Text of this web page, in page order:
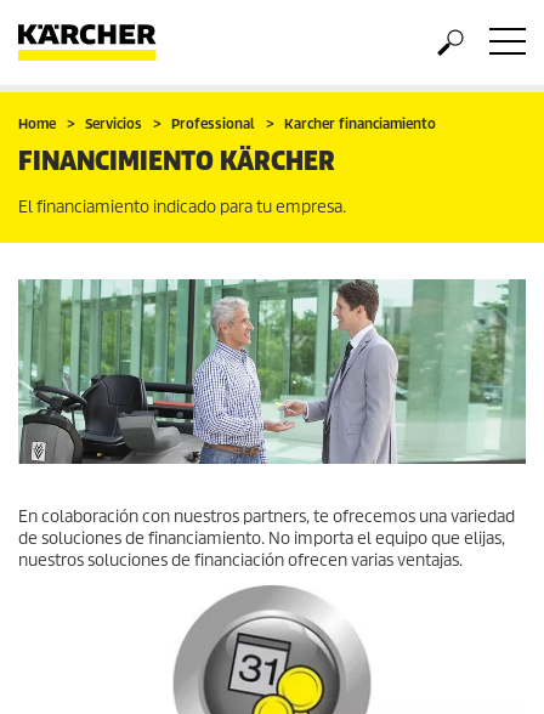
Home Servicios Professional Karcher financiamiento
FINANCIMIENTO KÄRCHER
El financiamiento indicado para tu empresa.
En colaboración con nuestros partners, te ofrecemos una variedad
de soluciones de financiamiento. No importa el equipo que elijas,
nuestros soluciones de financiación ofrecen varias ventajas.